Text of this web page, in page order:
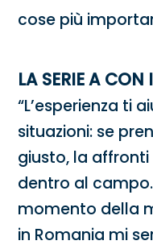
cose più
LA SERIE A
“L’esperienza ti
situazioni: se
giusto, la
dentro al
momento della
in Romania mi